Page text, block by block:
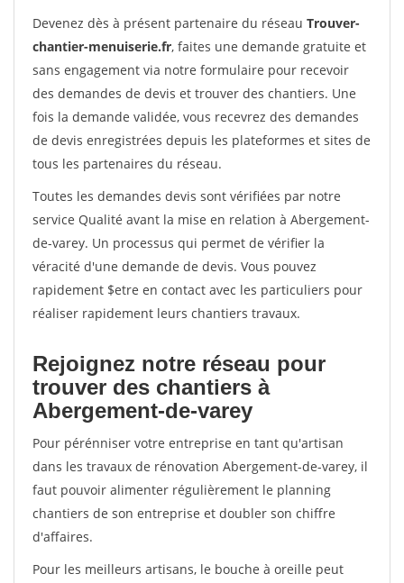
Devenez dès à présent partenaire du réseau Trouver-
chantier-menuiserie.fr, faites une demande gratuite et
sans engagement via notre formulaire pour recevoir
des demandes de devis et trouver des chantiers. Une
fois la demande validée, vous recevrez des demandes
de devis enregistrées depuis les plateformes et sites de
tous les partenaires du réseau.
Toutes les demandes devis sont vérifiées par notre
service Qualité avant la mise en relation à Abergement-
de-varey. Un processus qui permet de vérifier la
véracité d'une demande de devis. Vous pouvez
rapidement $etre en contact avec les particuliers pour
réaliser rapidement leurs chantiers travaux.
Rejoignez notre réseau pour
trouver des chantiers à
Abergement-de-varey
Pour pérénniser votre entreprise en tant qu'artisan
dans les travaux de rénovation Abergement-de-varey, il
faut pouvoir alimenter régulièrement le planning
chantiers de son entreprise et doubler son chiffre
d'affaires.
Pour les meilleurs artisans, le bouche à oreille peut